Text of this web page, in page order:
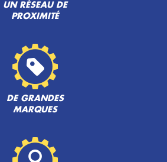
UN RÉSEAU DE
PROXIMITÉ
DE GRANDES
MARQUES